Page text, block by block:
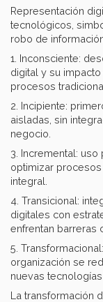
Representación
tecnológicos,
robo de
1. Inconsciente:
digital y su
procesos
2. Incipiente:
aisladas, sin
negocio.
3. Incremental:
optimizar
integral.
4. Transicional:
digitales con
enfrentan barreras
5.
organización se
nuevas
La transformación